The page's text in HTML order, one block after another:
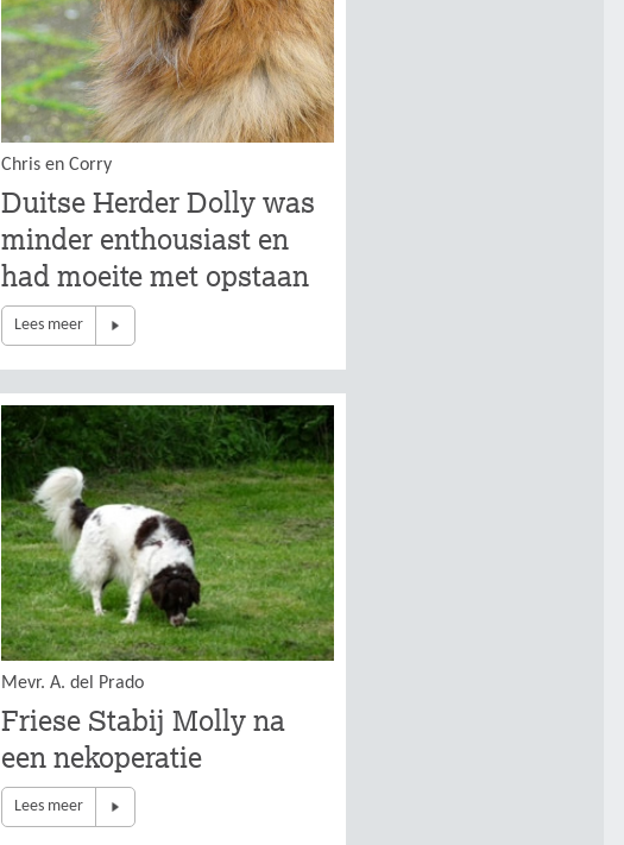
Chris en Corry
Duitse Herder Dolly was
minder enthousiast en
had moeite met opstaan
Lees meer
Mevr. A. del Prado
Friese Stabij Molly na
een nekoperatie
Lees meer